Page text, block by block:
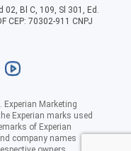
Bl C, 109, Sl 301, Ed.
CEP: 70302-911 CNPJ
Marketing
Experian marks used
of Experian
company names